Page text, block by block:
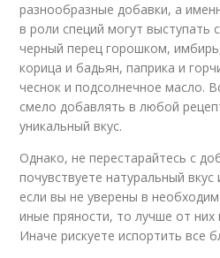
разнообразные добавки, а
в роли специй могут выступать
черный перец горошком,
корица и бадьян, паприка и
чеснок и подсолнечное масло.
смело добавлять в любой
уникальный вкус.
Однако, не перестарайтесь с
почувствуете натуральный
если вы не уверены в
иные пряности, то лучше от них
Иначе рискуете испортить все